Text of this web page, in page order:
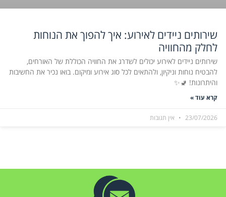
שירותים ניידים לאירוע: איך להפוך את הנוחות
לחלק מהחוויה
שירותים ניידים לאירוע יכולים לשדרג את החוויה הכוללת של האורחים,
להבטיח נוחות וניקיון, ולהתאים לכל סוג אירוע ומיקום. בואו נכיר את החשיבות
והיתרונות! 🚽✨
קרא עוד »
23/07/2026 אין תגובות